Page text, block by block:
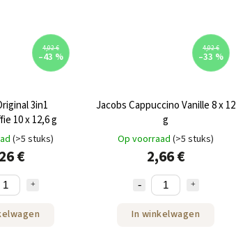
4,02 €
–43 %
3in1
10 x 12,6 g
(>5 stuks)
€
4,02 €
–33 %
Jacobs Cappuccino Vanille 8 x 12
g
Op voorraad (>5 stuks)
2,66 €
In winkelwagen